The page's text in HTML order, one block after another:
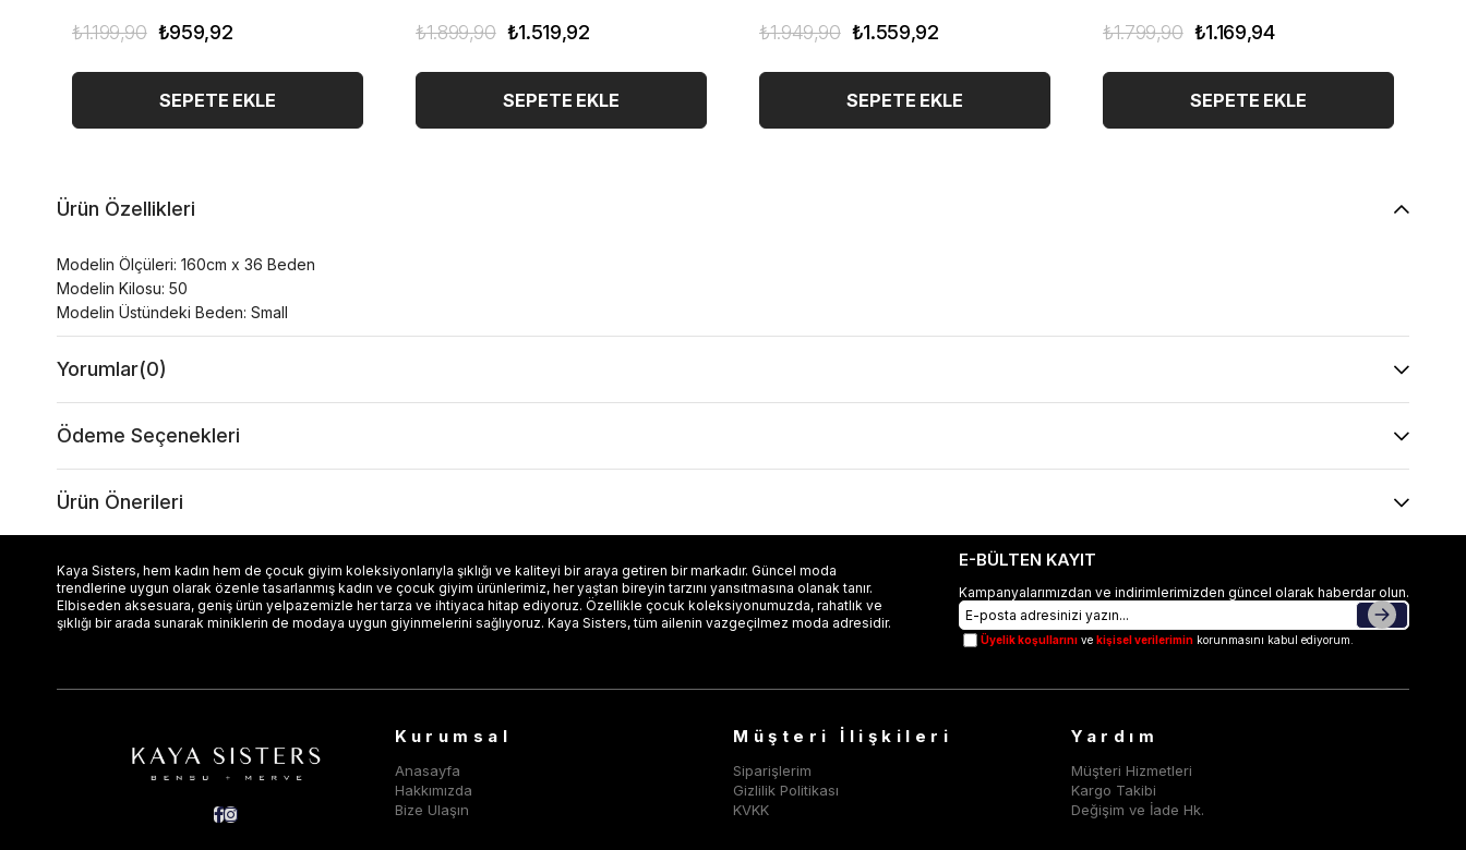
₺959,92
₺1.199,90
SEPETE EKLE
₺1.519,92
₺1.899,90
SEPETE EKLE
₺1.559,92
₺1.949,90
SEPETE EKLE
₺1.169,94
₺1.799,90
SEPETE EKLE
Ürün Özellikleri
Modelin Ölçüleri: 160cm x 36 Beden
Modelin Kilosu: 50
Modelin Üstündeki Beden: Small
Yorumlar(0)
Ödeme Seçenekleri
Ürün Önerileri
Kaya Sisters, hem kadın hem de çocuk giyim koleksiyonlarıyla şıklığı ve kaliteyi bir araya getiren bir markadır. Güncel moda
trendlerine uygun olarak özenle tasarlanmış kadın ve çocuk giyim ürünlerimiz, her yaştan bireyin tarzını yansıtmasına olanak tanır.
Elbiseden aksesuara, geniş ürün yelpazemizle her tarza ve ihtiyaca hitap ediyoruz. Özellikle çocuk koleksiyonumuzda, rahatlık ve
şıklığı bir arada sunarak miniklerin de modaya uygun giyinmelerini sağlıyoruz. Kaya Sisters, tüm ailenin vazgeçilmez moda adresidir.
E-BÜLTEN KAYIT
Kampanyalarımızdan ve indirimlerimizden güncel olarak haberdar olun.
Üyelik koşullarınıve kişisel verileriminkorunmasını kabul ediyorum.
Kurumsal
Anasayfa
Hakkımızda
Bize Ulaşın
Müşteri İlişkileri
Siparişlerim
Gizlilik Politikası
KVKK
Yardım
Müşteri Hizmetleri
Kargo Takibi
Değişim ve İade Hk.